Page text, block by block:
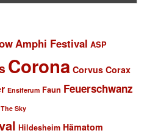
Amphi Festival ASP
Corona Corvus Corax
Ensiferum Faun Feuerschwanz
Sky
Hildesheim Hämatom